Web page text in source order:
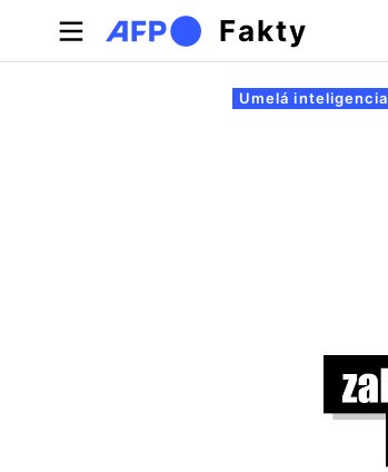
Skočiť na hlavný obsah
Fakty
Primárne karty
Umelá inteligencia